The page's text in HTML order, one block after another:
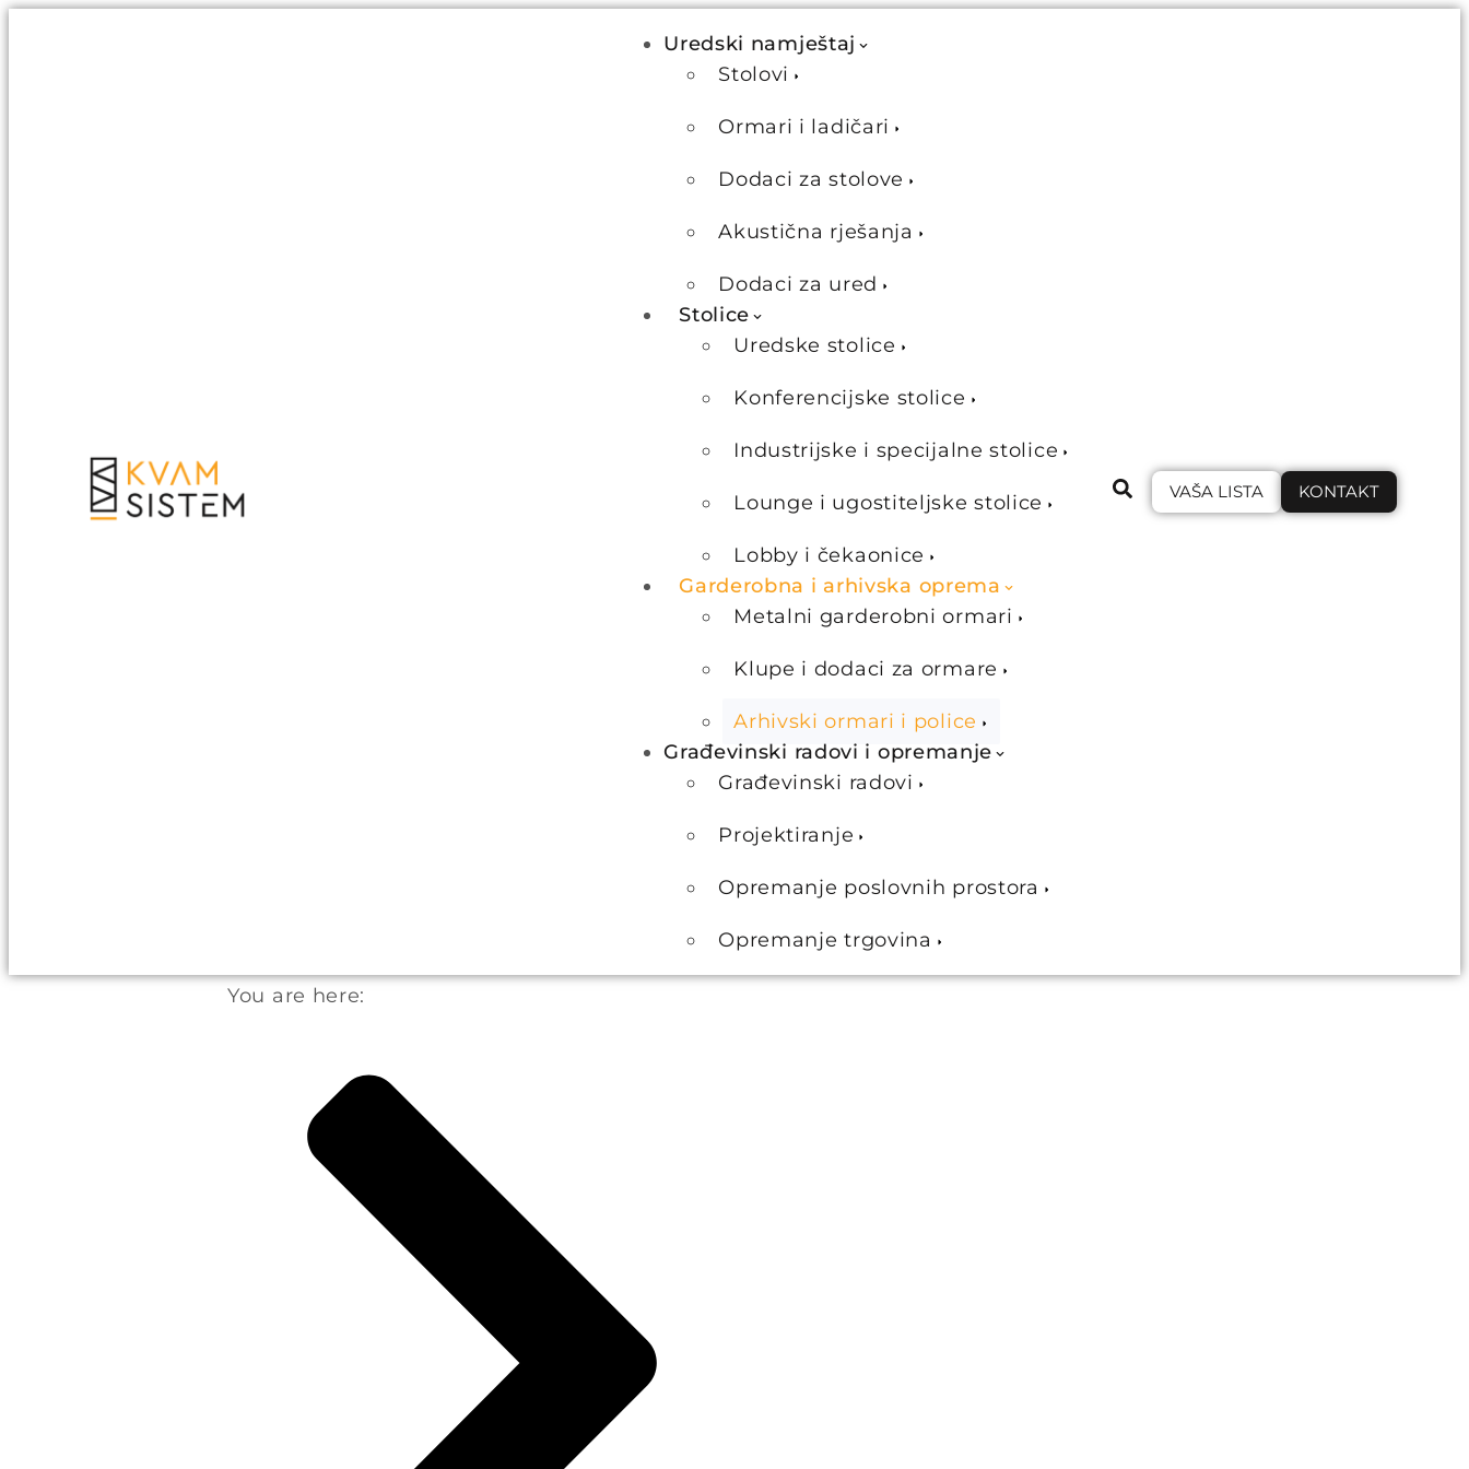
Uredski namještaj
Stolovi
Ormari i ladičari
Dodaci za stolove
Akustična rješanja
Dodaci za ured
Stolice
Uredske stolice
Konferencijske stolice
Industrijske i specijalne stolice
Lounge i ugostiteljske stolice
Lobby i čekaonice
Garderobna i arhivska oprema
Metalni garderobni ormari
Klupe i dodaci za ormare
Arhivski ormari i police
Građevinski radovi i opremanje
Građevinski radovi
Projektiranje
Opremanje poslovnih prostora
Opremanje trgovina
VAŠA LISTA KONTAKT
You are here: